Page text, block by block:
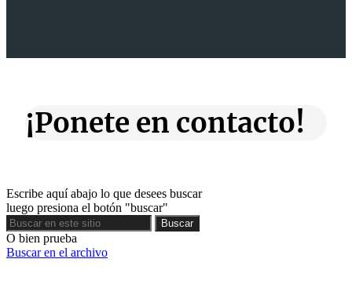
¡Ponete en contacto!
Escribe aquí abajo lo que desees buscar
luego presiona el botón "buscar"
Buscar
Buscar
O bien prueba
Buscar en el archivo